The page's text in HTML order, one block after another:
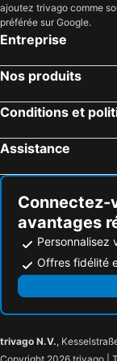
Hotel Teola
Chesa Stuva Colani
Bardolino, Vénétie
Sirmione,
Jesolo, Vénétie
Gênes, Ligurie
ajoutez trivago comme
préférée sur Google.
Entreprise
Nos produits
Conditions et
Assistance
Connectez-
avantages
Personnalisez
Offres fidélité
trivago N.V.,